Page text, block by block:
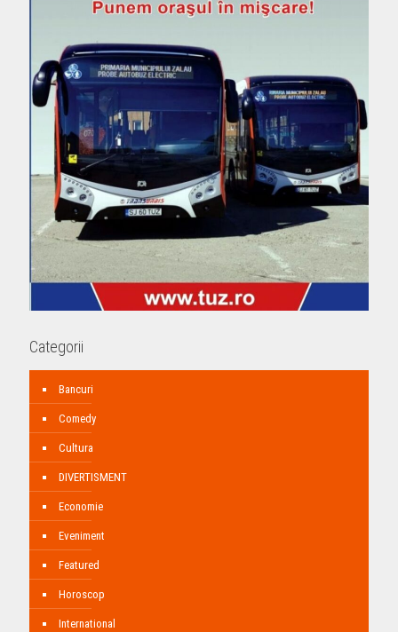
Categorii
Bancuri
Comedy
Cultura
DIVERTISMENT
Economie
Eveniment
Featured
Horoscop
International